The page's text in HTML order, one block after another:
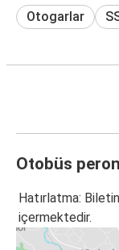
Otogarlar
Otobüs
Hatırlatma:
içermektedir.